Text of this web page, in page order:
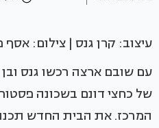
עיצוב: קרן גנס | צילום: אסף
עם שובם ארצה רכשו גנס
של כחצי דונם בשכונה
המרכז. את הבית החדש